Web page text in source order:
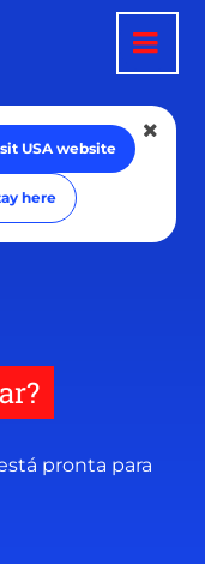
USA website
here
pronta para